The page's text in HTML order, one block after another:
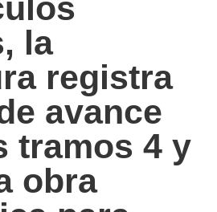
la
registra
avance
tramos 4 y
obra